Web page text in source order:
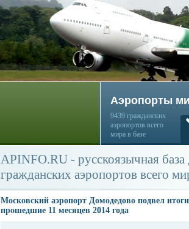
Аэропорты
9439 гражданских
аэропортов всего
мира в базе
APINFO.RU - русскоязычная
гражданских аэропортов всего
Московский аэропорт Домодедово подвел
прошедшие 11 месяцев 2014 года